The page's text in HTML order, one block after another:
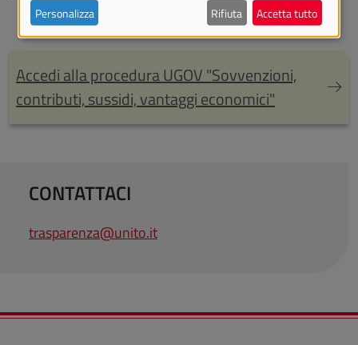
Accedi alla procedura UGOV "Sovvenzioni,
contributi, sussidi, vantaggi economici"
CONTATTACI
trasparenza@unito.it
Personalizza Rifiuta Accetta tutto